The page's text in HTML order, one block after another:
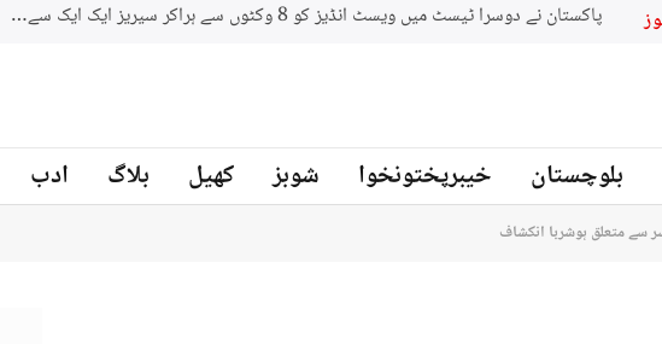
بلوچستان خیبرپختونخوا شوبز کھیل بلاگ ادب
سے متعلق ہوشربا انکشاف